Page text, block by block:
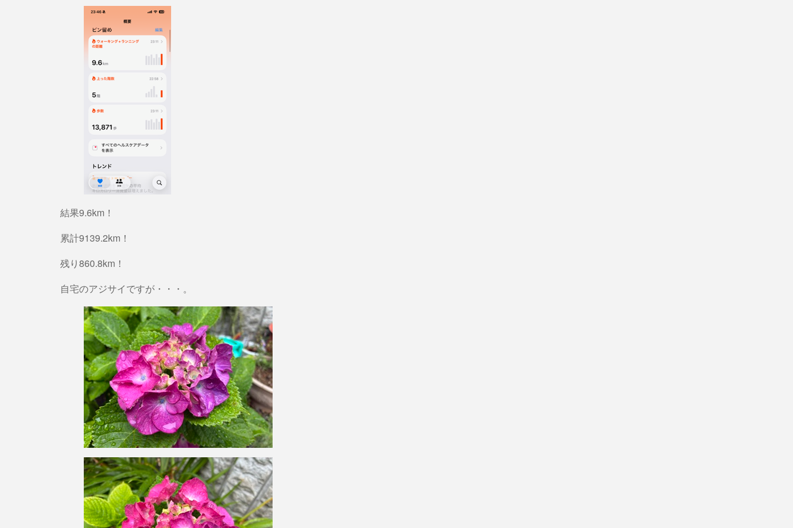
結果9.6km！
累計9139.2km！
残り860.8km！
自宅のアジサイですが・・・。